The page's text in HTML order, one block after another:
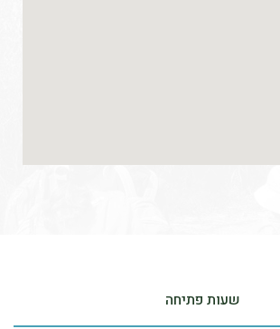
שעות פתיחה